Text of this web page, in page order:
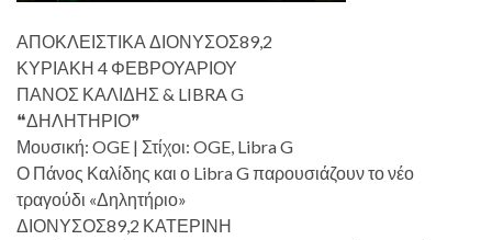
ΑΠΟΚΛΕΙΣΤΙΚΑ ΔΙΟΝΥΣΟΣ89,2
ΚΥΡΙΑΚΗ 4 ΦΕΒΡΟΥΑΡΙΟΥ
ΠΑΝΟΣ ΚΑΛΙΔΗΣ & LIBRA G
❝ΔΗΛΗΤΗΡΙΟ❞
Μουσική: OGE | Στίχοι: OGE, Libra G
Ο Πάνος Καλίδης και ο Libra G παρουσιάζουν το νέο
τραγούδι «Δηλητήριο»
ΔΙΟΝΥΣΟΣ89,2 ΚΑΤΕΡΙΝΗ